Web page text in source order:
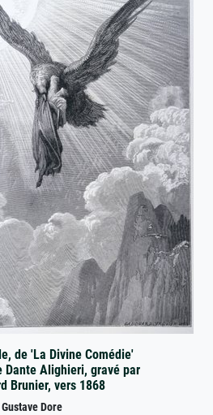
de 'La Divine Comédie'
Dante Alighieri, gravé par
Brunier, vers 1868
Gustave Dore